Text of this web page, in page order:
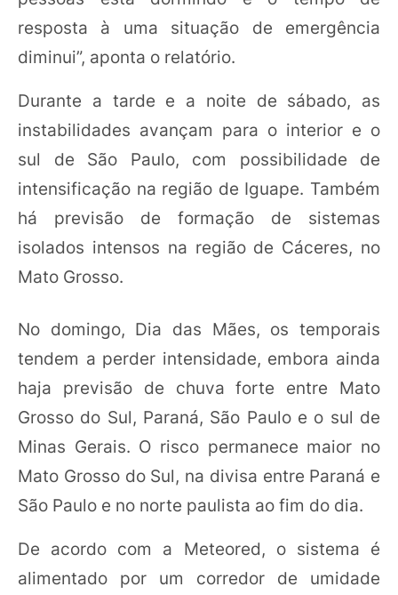
resposta à uma situação de emergência
diminui”, aponta o relatório.
Durante a tarde e a noite de sábado, as
instabilidades avançam para o interior e o
sul de São Paulo, com possibilidade de
intensificação na região de Iguape. Também
há previsão de formação de sistemas
isolados intensos na região de Cáceres, no
Mato Grosso.
No domingo, Dia das Mães, os temporais
tendem a perder intensidade, embora ainda
haja previsão de chuva forte entre Mato
Grosso do Sul, Paraná, São Paulo e o sul de
Minas Gerais. O risco permanece maior no
Mato Grosso do Sul, na divisa entre Paraná e
São Paulo e no norte paulista ao fim do dia.
De acordo com a Meteored, o sistema é
alimentado por um corredor de umidade